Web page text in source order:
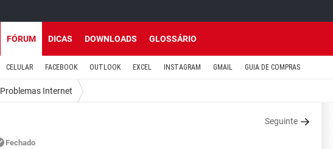
FÓRUM DICAS DOWNLOADS GLOSSÁRIO
CELULAR FACEBOOK OUTLOOK EXCEL INSTAGRAM GMAIL GUIA DE COMPRAS
Problemas Internet
Seguinte
Fechado